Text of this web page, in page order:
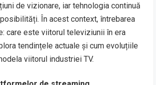
de vizionare, iar tehnologia continuă
În acest context, întrebarea
care este viitorul televiziunii în era
tendințele actuale și cum evoluțiile
viitorul industriei TV.